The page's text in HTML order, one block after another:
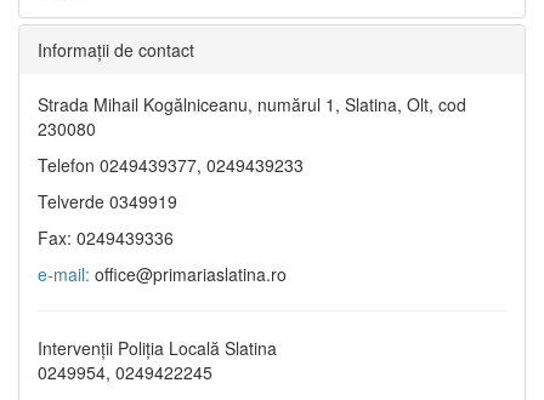
Informaţii de contact
Strada Mihail Kogălniceanu, numărul 1, Slatina, Olt, cod
230080
Telefon 0249439377, 0249439233
Telverde 0349919
Fax: 0249439336
e-mail: office@primariaslatina.ro
Intervenții Poliția Locală Slatina
0249954, 0249422245